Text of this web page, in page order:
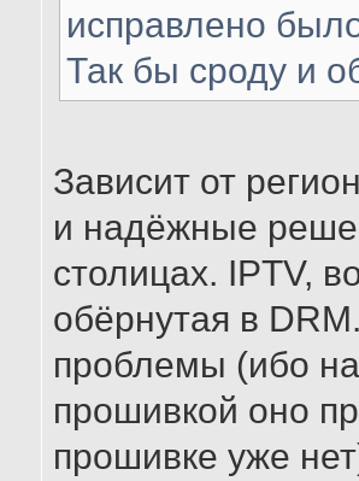
исправлено
Так бы сроду и
Зависит от
и надёжные
столицах. IPTV,
обёрнутая в
проблемы (ибо
прошивкой оно
прошивке уже